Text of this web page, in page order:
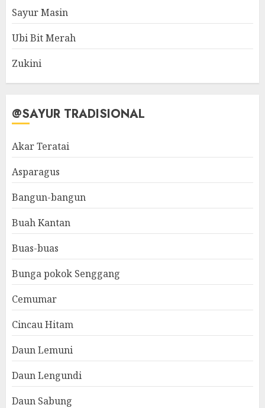
Sayur Masin
Ubi Bit Merah
Zukini
@SAYUR TRADISIONAL
Akar Teratai
Asparagus
Bangun-bangun
Buah Kantan
Buas-buas
Bunga pokok Senggang
Cemumar
Cincau Hitam
Daun Lemuni
Daun Lengundi
Daun Sabung